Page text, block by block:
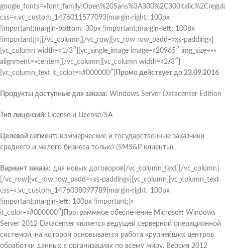
css=».vc_custom_1476011577093{margin-right: 100px
!important;margin-bottom: 30px !important;margin-left: 100px
!important;}»][/vc_column][/vc_row][vc_row row_padd=»xs-padding»]
[vc_column width=»1/3″][vc_single_image image=»20965″ img_size=»»
alignment=»center»][/vc_column][vc_column width=»2/3″]
[vc_column_text it_color=»#000000″]
Промо действует до 23.09.2016
Продукты доступные для заказа: Windows Server Datacenter Edition
Тип лицензий: License и License/SA
Целевой сегмент: коммерческие и государственные заказчики
среднего и малого бизнеса только (SMS&P клиенты)
Вариант заказа: для новых договоров[/vc_column_text][/vc_column]
[/vc_row][vc_row row_padd=»xs-padding»][vc_column][vc_column_text
css=».vc_custom_1476038097789{margin-right: 100px
!important;margin-left: 100px !important;}»
it_color=»#000000″]Программное обеспечение Microsoft Windows
Server 2012 Datacenter является ведущей серверной операционной
системой, на которой основывается работа крупнейших центров
обработки данных в организациях по всему миру. Версия 2012